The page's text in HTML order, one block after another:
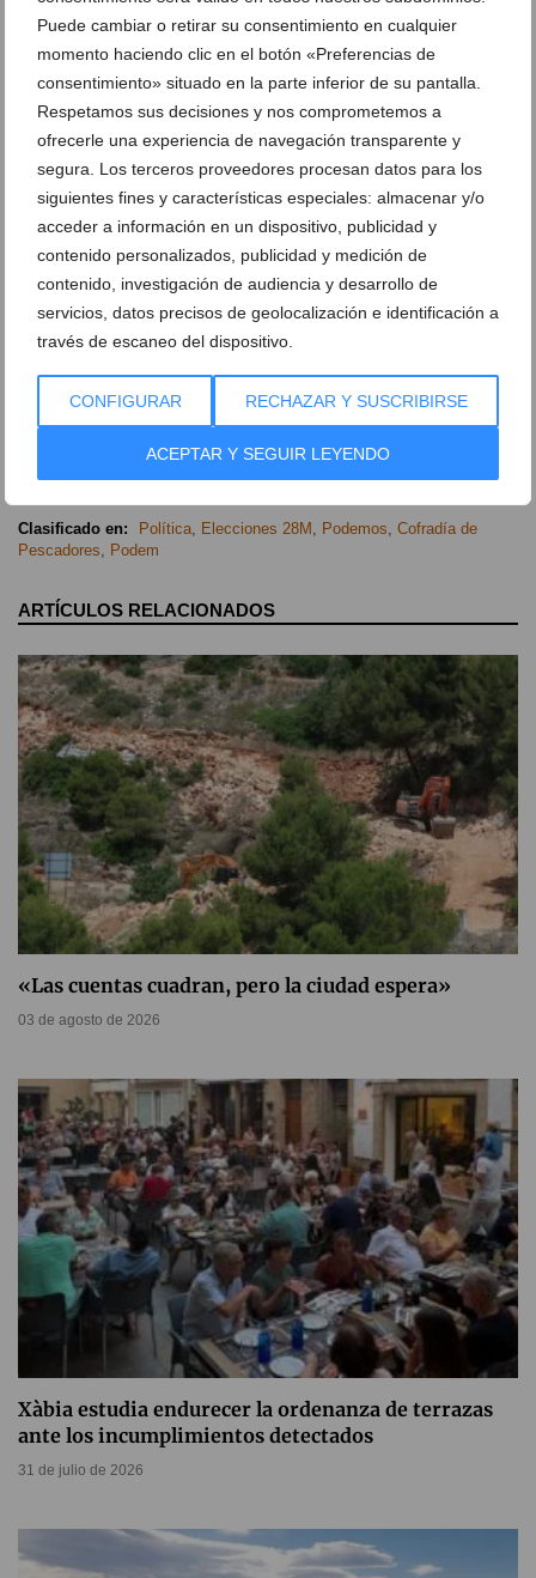
Puede cambiar o retirar su consentimiento en cualquier
momento haciendo clic en el botón «Preferencias de
consentimiento» situado en la parte inferior de su pantalla.
Respetamos sus decisiones y nos comprometemos a
ofrecerle una experiencia de navegación transparente y
segura. Los terceros proveedores procesan datos para los
siguientes fines y características especiales: almacenar y/o
acceder a información en un dispositivo, publicidad y
contenido personalizados, publicidad y medición de
contenido, investigación de audiencia y desarrollo de
servicios, datos precisos de geolocalización e identificación a
través de escaneo del dispositivo.
CONFIGURAR RECHAZAR Y SUSCRIBIRSE
ACEPTAR Y SEGUIR LEYENDO
Adecuación de la Ley estatal y comunitaria a los
usos locales, que están permitidos por la UE y no
admitidos en estas leyes.
La modificación de algunas normativas estatales que
regulan las vigencias de las titulaciones.
Suscríbete a la newsletter
Anúnciate en javea.com
Clasificado en: Política, Elecciones 28M , Podemos, Cofradía de
Pescadores, Podem
ARTÍCULOS RELACIONADOS
«Las cuentas cuadran, pero la ciudad espera»
03 de agosto de 2026
Xàbia estudia endurecer la ordenanza de terrazas
ante los incumplimientos detectados
31 de julio de 2026